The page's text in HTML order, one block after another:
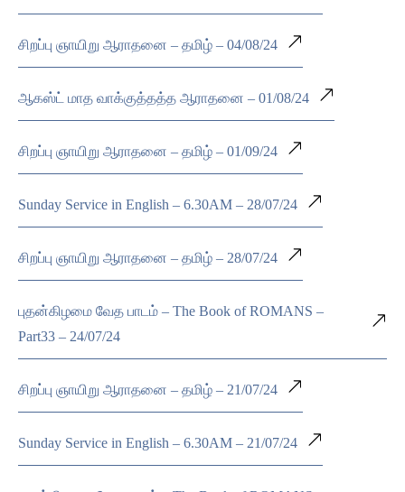
சிறப்பு ஞாயிறு ஆராதனை – தமிழ் – 04/08/24
ஆகஸ்ட் மாத வாக்குத்தத்த ஆராதனை – 01/08/24
சிறப்பு ஞாயிறு ஆராதனை – தமிழ் – 01/09/24
Sunday Service in English – 6.30AM – 28/07/24
சிறப்பு ஞாயிறு ஆராதனை – தமிழ் – 28/07/24
புதன்கிழமை வேத பாடம் – The Book of ROMANS –
Part33 – 24/07/24
சிறப்பு ஞாயிறு ஆராதனை – தமிழ் – 21/07/24
Sunday Service in English – 6.30AM – 21/07/24